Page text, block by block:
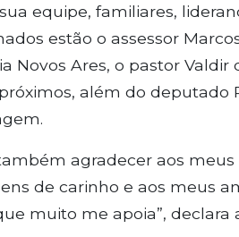
equipe, familiares,
estão o assessor
Novos Ares, o pastor Valdir
além do deputado
agradecer aos
de carinho e aos meus
muito me apoia”, declara